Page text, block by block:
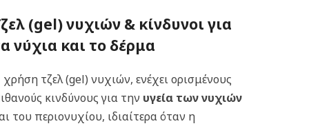
(gel) νυχιών & κίνδυνοι για
νύχια και το δέρμα
τζελ (gel) νυχιών, ενέχει ορισμένους
κινδύνους για την υγεία των νυχιών
του περιονυχίου, ιδιαίτερα όταν η